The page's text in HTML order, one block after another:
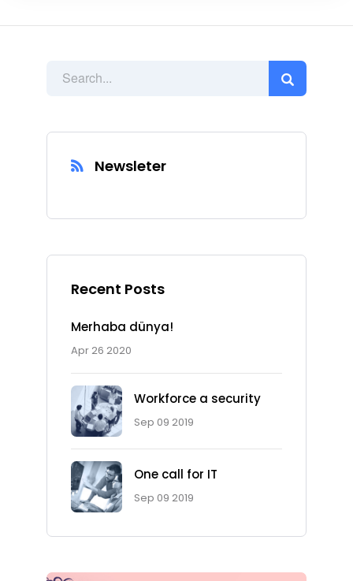
Newsleter
Recent Posts
Merhaba dünya!
Apr 26 2020
Workforce a security
Sep 09 2019
One call for IT
Sep 09 2019